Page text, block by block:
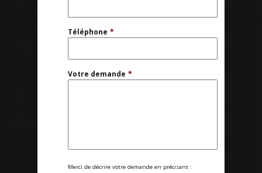
Téléphone *
Votre demande *
Merci de décrire votre demande en précisant :